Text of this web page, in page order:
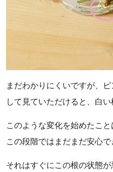
まだわかりにくいですが、
して見ていただけると、白い
このような変化を始めたこ
この段階ではまだまだ安心で
それはすぐにこの根の状態